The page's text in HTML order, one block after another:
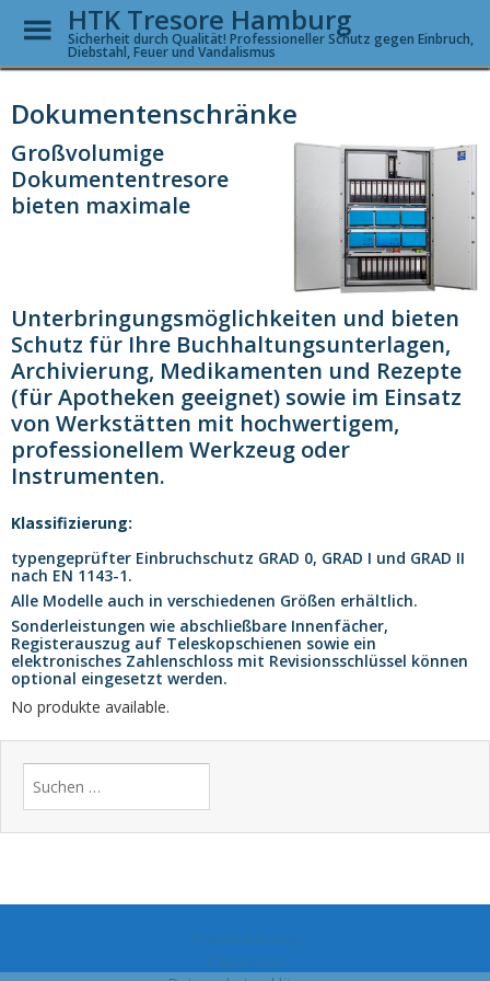
Skip
main
content
HTK Tresore Hamburg
Sicherheit durch Qualität! Professioneller Schutz gegen Einbruch,
Diebstahl, Feuer und Vandalismus
Toggle
Menu
Dokumentenschränke
Großvolumige
Dokumententresore
bieten maximale
Unterbringungsmöglichkeiten und bieten
Schutz für Ihre Buchhaltungsunterlagen,
Archivierung, Medikamenten und Rezepte
(für Apotheken geeignet) sowie im Einsatz
von Werkstätten mit hochwertigem,
professionellem Werkzeug oder
Instrumenten.
Klassifizierung:
typengeprüfter Einbruchschutz GRAD 0, GRAD I und GRAD II
nach EN 1143-1.
Alle Modelle auch in verschiedenen Größen erhältlich.
Sonderleistungen wie abschließbare Innenfächer,
Registerauszug auf Teleskopschienen sowie ein
elektronisches Zahlenschloss mit Revisionsschlüssel können
optional eingesetzt werden.
No produkte available.
nach: